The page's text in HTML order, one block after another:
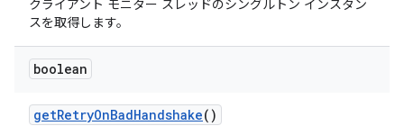
クライアント モニター スレッドのシングルトン インスタン
スを取得します。
boolean
getRetryOnBadHandshake()